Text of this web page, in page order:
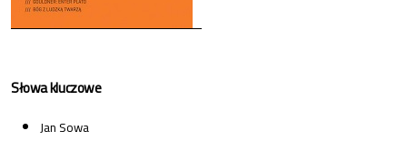
Słowa kluczowe
Jan Sowa